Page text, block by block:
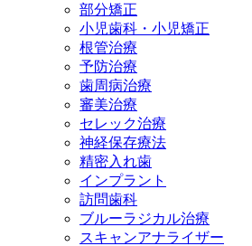
部分矯正
小児歯科・小児矯正
根管治療
予防治療
歯周病治療
審美治療
セレック治療
神経保存療法
精密入れ歯
インプラント
訪問歯科
ブルーラジカル治療
スキャンアナライザー